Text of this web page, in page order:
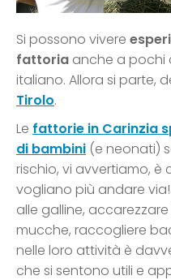
Si possono vivere
fattoria anche a pochi
italiano. Allora si parte,
Tirolo.
Le fattorie in Carinzia
di bambini (e neonati)
rischio, vi avvertiamo, è
vogliano più andare
alle galline,
mucche, raccogliere
nelle loro attività è
che si sentono utili e